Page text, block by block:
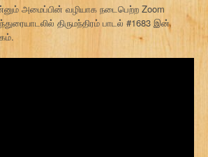
அமைப்பின் வழியாக நடைபெற்ற Zoom
திருமந்திரம் பாடல் #1683 இன்